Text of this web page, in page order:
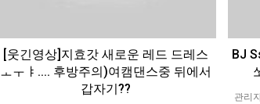
[웃긴영상]지효갓 새로운 레드 드레스
ㅗㅜㅑ.... 후방주의)여캠댄스중 뒤에서
갑자기??
BJ
관리